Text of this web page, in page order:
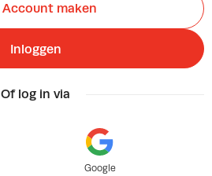
Account maken
Inloggen
Of log in via
Google